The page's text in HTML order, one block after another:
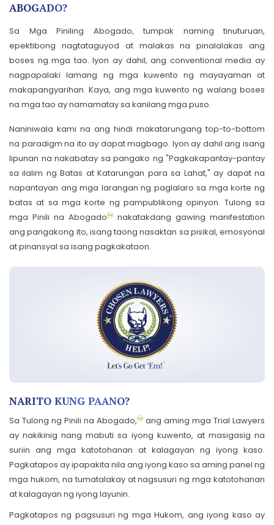
ABOGADO?
Sa Mga Piniling Abogado, tumpak naming tinuturuan,
epektibong nagtataguyod at malakas na pinalalakas ang
boses ng mga tao. Iyon ay dahil, ang conventional media ay
nagpapalaki lamang ng mga kuwento ng mayayaman at
makapangyarihan. Kaya, ang mga kuwento ng walang boses
na mga tao ay namamatay sa kanilang mga puso.
Naniniwala kami na ang hindi makatarungang top-to-bottom
na paradigm na ito ay dapat magbago. Iyon ay dahil ang isang
lipunan na nakabatay sa pangako ng "Pagkakapantay-pantay
sa ilalim ng Batas at Katarungan para sa Lahat," ay dapat na
napantayan ang mga larangan ng paglalaro sa mga korte ng
batas at sa mga korte ng pampublikong opinyon. Tulong sa
mga Pinili na Abogado
nakatakdang gawing manifestation
ang pangakong ito, isang taong nasaktan sa pisikal, emosyonal
at pinansyal sa isang pagkakataon.
NARITO KUNG PAANO?
Sa Tulong ng Pinili na Abogado,
ang aming mga Trial Lawyers
ay nakikinig nang mabuti sa iyong kuwento, at masigasig na
suriin ang mga katotohanan at kalagayan ng iyong kaso.
Pagkatapos ay ipapakita nila ang iyong kaso sa aming panel ng
mga hukom, na tumatalakay at nagsusuri ng mga katotohanan
at kalagayan ng iyong layunin.
Pagkatapos ng pagsusuri ng mga Hukom, ang iyong kaso ay